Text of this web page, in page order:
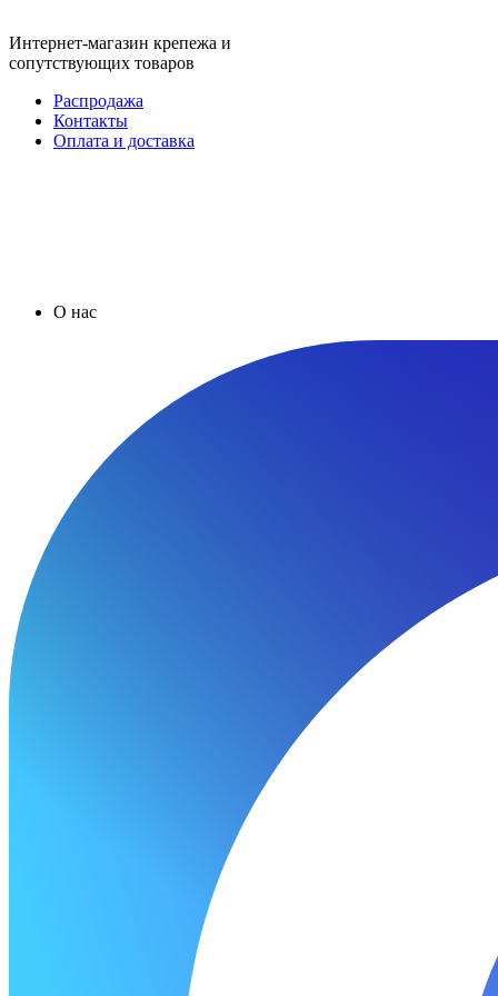
Интернет-магазин крепежа и
сопутствующих товаров
Распродажа
Контакты
Оплата и доставка
О нас